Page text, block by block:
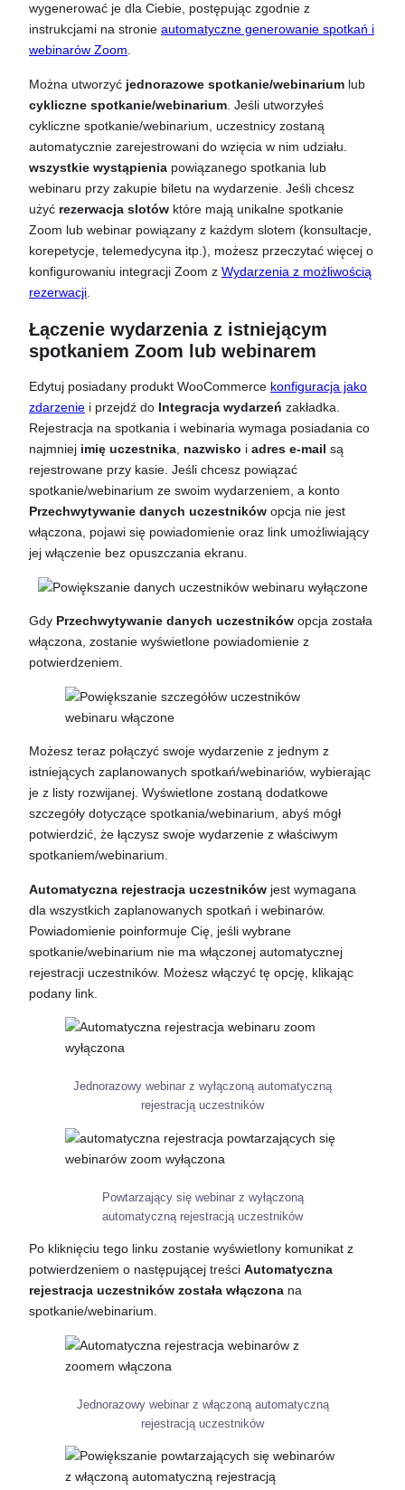
wygenerować je dla Ciebie, postępując zgodnie z
instrukcjami na stronie automatyczne generowanie spotkań i
webinarów Zoom.
Można utworzyć jednorazowe spotkanie/webinarium lub
cykliczne spotkanie/webinarium . Jeśli utworzyłeś
cykliczne spotkanie/webinarium, uczestnicy zostaną
automatycznie zarejestrowani do wzięcia w nim udziału.
wszystkie wystąpienia powiązanego spotkania lub
webinaru przy zakupie biletu na wydarzenie. Jeśli chcesz
użyć rezerwacja slotów które mają unikalne spotkanie
Zoom lub webinar powiązany z każdym slotem (konsultacje,
korepetycje, telemedycyna itp.), możesz przeczytać więcej o
konfigurowaniu integracji Zoom z Wydarzenia z możliwością
rezerwacji
Łączenie wydarzenia z istniejącym
spotkaniem Zoom lub webinarem
Edytuj posiadany produkt WooCommerce konfiguracja jako
zdarzenie i przejdź do Integracja wydarzeń zakładka.
Rejestracja na spotkania i webinaria wymaga posiadania co
najmniej imię uczestnika, nazwisko i adres e-mail są
rejestrowane przy kasie. Jeśli chcesz powiązać
spotkanie/webinarium ze swoim wydarzeniem, a konto
Przechwytywanie danych uczestników opcja nie jest
włączona, pojawi się powiadomienie oraz link umożliwiający
jej włączenie bez opuszczania ekranu.
Gdy Przechwytywanie danych uczestników opcja została
włączona, zostanie wyświetlone powiadomienie z
potwierdzeniem.
Możesz teraz połączyć swoje wydarzenie z jednym z
istniejących zaplanowanych spotkań/webinariów, wybierając
je z listy rozwijanej. Wyświetlone zostaną dodatkowe
szczegóły dotyczące spotkania/webinarium, abyś mógł
potwierdzić, że łączysz swoje wydarzenie z właściwym
spotkaniem/webinarium.
Automatyczna rejestracja uczestników jest wymagana
dla wszystkich zaplanowanych spotkań i webinarów.
Powiadomienie poinformuje Cię, jeśli wybrane
spotkanie/webinarium nie ma włączonej automatycznej
rejestracji uczestników. Możesz włączyć tę opcję, klikając
podany link.
Jednorazowy webinar z wyłączoną automatyczną
rejestracją uczestników
Powtarzający się webinar z wyłączoną
automatyczną rejestracją uczestników
Po kliknięciu tego linku zostanie wyświetlony komunikat z
potwierdzeniem o następującej treści Automatyczna
rejestracja uczestników została włączona na
spotkanie/webinarium.
Jednorazowy webinar z włączoną automatyczną
rejestracją uczestników